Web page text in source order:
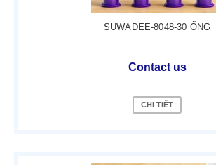
SUWADEE-8048-30 ỐNG
Contact us
CHI TIẾT